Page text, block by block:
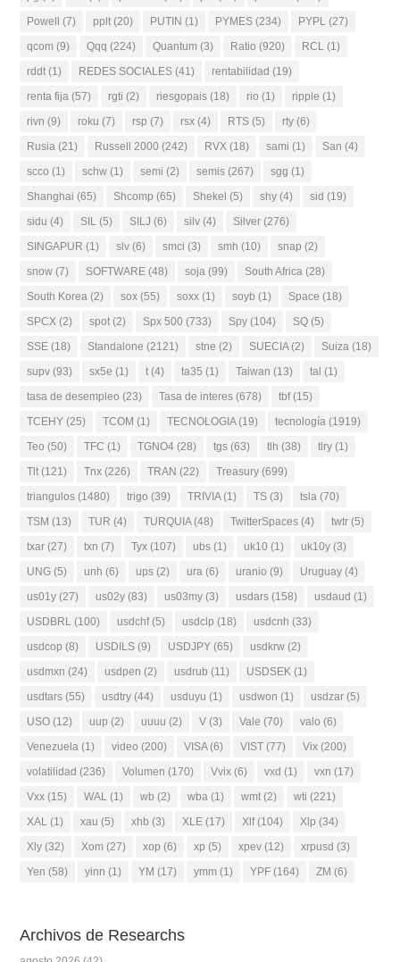
Powell (7) pplt (20) PUTIN (1) PYMES (234) PYPL (27)
qcom (9) Qqq (224) Quantum (3) Ratio (920) RCL (1)
rddt (1) REDES SOCIALES (41) rentabilidad (19)
renta fija (57) rgti (2) riesgopais (18) rio (1) ripple (1)
rivn (9) roku (7) rsp (7) rsx (4) RTS (5) rty (6)
Rusia (21) Russell 2000 (242) RVX (18) sami (1) San (4)
scco (1) schw (1) semi (2) semis (267) sgg (1)
Shanghai (65) Shcomp (65) Shekel (5) shy (4) sid (19)
sidu (4) SIL (5) SILJ (6) silv (4) Silver (276)
SINGAPUR (1) slv (6) smci (3) smh (10) snap (2)
snow (7) SOFTWARE (48) soja (99) South Africa (28)
South Korea (2) sox (55) soxx (1) soyb (1) Space (18)
SPCX (2) spot (2) Spx 500 (733) Spy (104) SQ (5)
SSE (18) Standalone (2121) stne (2) SUECIA(2) Suiza (18)
supv (93) sx5e (1) t (4) ta35 (1) Taiwan (13) tal (1)
tasa de desempleo (23) Tasa de interes (678) tbf(15)
TCEHY (25) TCOM (1) TECNOLOGIA(19) tecnología (1919)
Teo (50) TFC (1) TGNO4 (28) tgs (63) tlh (38) tlry (1)
Tlt (121) Tnx (226) TRAN (22) Treasury (699)
triangulos (1480) trigo (39) TRIVIA(1) TS (3) tsla (70)
TSM (13) TUR (4) TURQUIA(48) TwitterSpaces (4) twtr (5)
txar (27) txn (7) Tyx (107) ubs (1) uk10 (1) uk10y (3)
UNG (5) unh (6) ups (2) ura (6) uranio (9) Uruguay (4)
us01y (27) us02y (83) us03my (3) usdars (158) usdaud (1)
USDBRL (100) usdchf(5) usdclp (18) usdcnh (33)
usdcop (8) USDILS (9) USDJPY (65) usdkrw (2)
usdmxn (24) usdpen (2) usdrub (11) USDSEK (1)
usdtars (55) usdtry (44) usduyu (1) usdwon (1) usdzar (5)
USO (12) uup (2) uuuu (2) V (3) Vale (70) valo (6)
Venezuela (1) video (200) VISA(6) VIST (77) Vix (200)
volatilidad (236) Volumen (170) Vvix (6) vxd (1) vxn (17)
Vxx (15) WAL (1) wb (2) wba (1) wmt (2) wti (221)
XAL (1) xau (5) xhb (3) XLE (17) Xlf(104) Xlp (34)
Xly (32) Xom (27) xop (6) xp (5) xpev (12) xrpusd (3)
Yen (58) yinn (1) YM (17) ymm (1) YPF (164) ZM (6)
Archivos de Researchs